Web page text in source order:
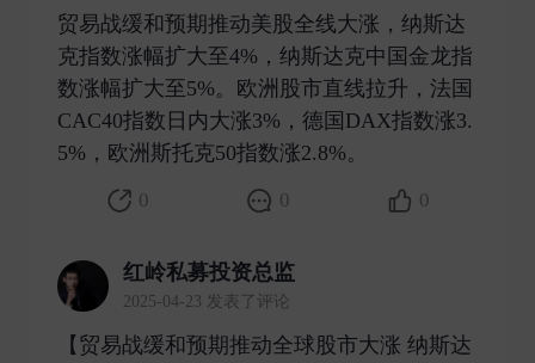
贸易战缓和预期推动美股全线大涨，纳斯达
克指数涨幅扩大至4%，纳斯达克中国金龙指
数涨幅扩大至5%。欧洲股市直线拉升，法国
CAC40指数日内大涨3%，德国DAX指数涨3.
5%，欧洲斯托克50指数涨2.8%。 ​
0 0 0
红岭私募投资总监
2025-04-23 发表了评论
【贸易战缓和预期推动全球股市大涨 纳斯达